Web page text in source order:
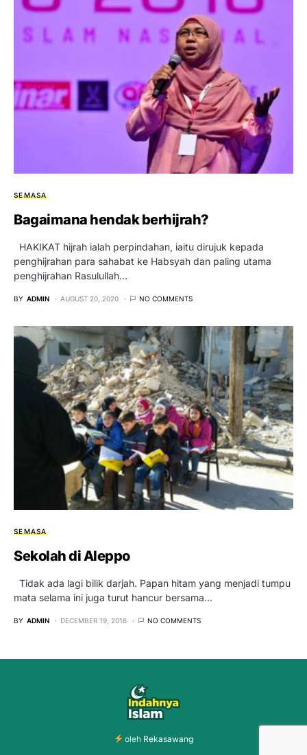
SEMASA
Bagaimana hendak berhijrah?
HAKIKAT hijrah ialah perpindahan, iaitu dirujuk kepada
penghijrahan para sahabat ke Habsyah dan paling utama
penghijrahan Rasulullah…
BY ADMIN AUGUST 20, 2020 NO COMMENTS
SEMASA
Sekolah di Aleppo
Tidak ada lagi bilik darjah. Papan hitam yang menjadi tumpu
mata selama ini juga turut hancur bersama…
BY ADMIN DECEMBER 19, 2016 NO COMMENTS
oleh Rekasawang